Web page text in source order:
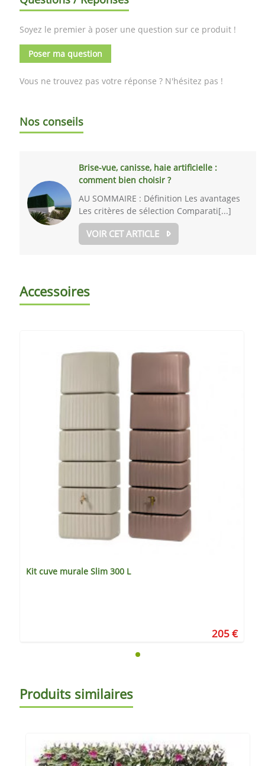
Soyez le premier à poser une question sur ce produit !
Poser ma question
Vous ne trouvez pas votre réponse ? N'hésitez pas !
Nos conseils
Brise-vue, canisse, haie artificielle :
comment bien choisir ?
AU SOMMAIRE : Définition Les avantages
Les critères de sélection Comparati[...]
VOIR CET ARTICLE
Accessoires
Kit cuve murale Slim 300 L
205 €
Produits similaires